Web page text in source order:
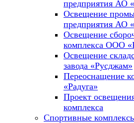
предприятия АО
Освещение
предприятия
Освещение
комплекса ООО
Освещение
завода «Русджам»
Переоснащение
«Радуга»
Проект
комплекса
Спортивные